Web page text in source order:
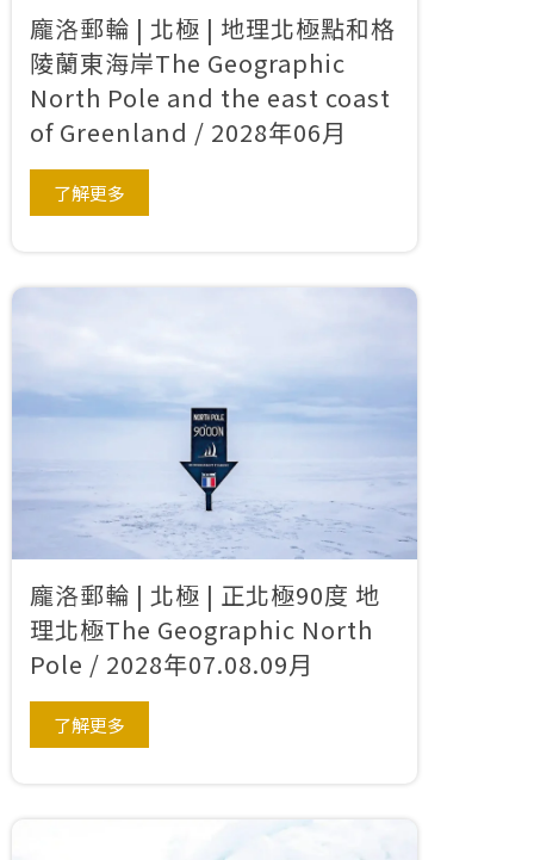
龐洛郵輪 | 北極 | 地理北極點和格
陵蘭東海岸The Geographic
North Pole and the east coast
of Greenland / 2028年06月
了解更多
龐洛郵輪 | 北極 | 正北極90度 地
理北極The Geographic North
Pole / 2028年07.08.09月
了解更多